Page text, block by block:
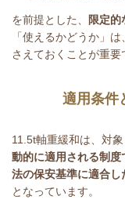
を前提とした、 限定的
「使えるかどうか」は、
さえておくことが重要
適用条件
11.5t軸重緩和は、対
動的に適用される制度
法の保安基準に適合し
となっています。